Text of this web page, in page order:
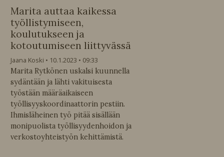
Marita auttaa kaikessa
työllistymiseen,
koulutukseen ja
kotoutumiseen liittyvässä
Jaana Koski 10.1.2023
09:33
Marita Rytkönen uskalsi kuunnella
sydäntään ja lähti vakituisesta
työstään määräaikaiseen
työllisyyskoordinaattorin pestiin.
Ihmisläheinen työ pitää sisällään
monipuolista työllisyydenhoidon ja
verkostoyhteistyön kehittämistä.